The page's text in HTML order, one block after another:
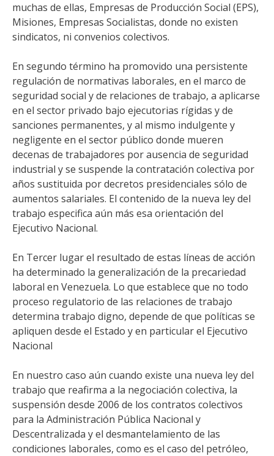
muchas de ellas, Empresas de Producción Social (EPS),
Misiones, Empresas Socialistas, donde no existen
sindicatos, ni convenios colectivos.
En segundo término ha promovido una persistente
regulación de normativas laborales, en el marco de
seguridad social y de relaciones de trabajo, a aplicarse
en el sector privado bajo ejecutorias rígidas y de
sanciones permanentes, y al mismo indulgente y
negligente en el sector público donde mueren
decenas de trabajadores por ausencia de seguridad
industrial y se suspende la contratación colectiva por
años sustituida por decretos presidenciales sólo de
aumentos salariales. El contenido de la nueva ley del
trabajo especifica aún más esa orientación del
Ejecutivo Nacional.
En Tercer lugar el resultado de estas líneas de acción
ha determinado la generalización de la precariedad
laboral en Venezuela. Lo que establece que no todo
proceso regulatorio de las relaciones de trabajo
determina trabajo digno, depende de que políticas se
apliquen desde el Estado y en particular el Ejecutivo
Nacional
En nuestro caso aún cuando existe una nueva ley del
trabajo que reafirma a la negociación colectiva, la
suspensión desde 2006 de los contratos colectivos
para la Administración Pública Nacional y
Descentralizada y el desmantelamiento de las
condiciones laborales, como es el caso del petróleo,